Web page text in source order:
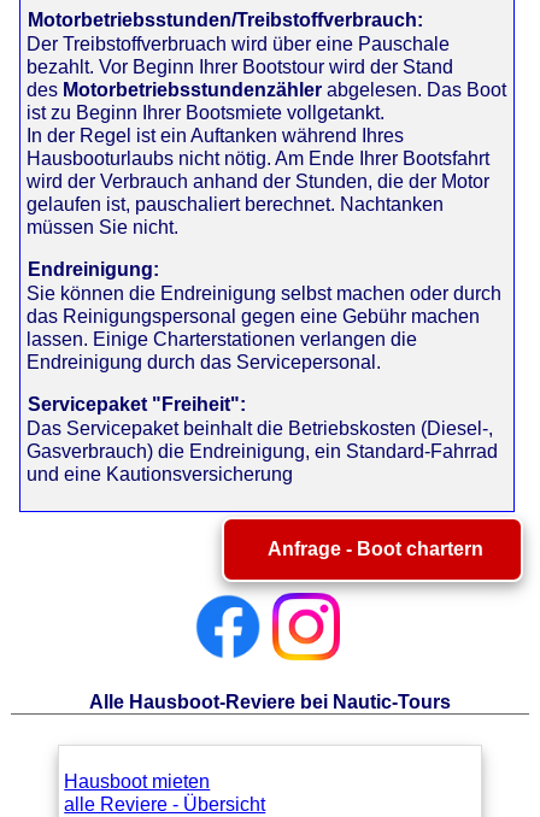
Motorbetriebsstunden/Treibstoffverbrauch:
Der Treibstoffverbruach wird über eine Pauschale
bezahlt. Vor Beginn Ihrer Bootstour wird der Stand
des Motorbetriebsstundenzählerabgelesen. Das Boot
ist zu Beginn Ihrer Bootsmiete vollgetankt.
In der Regel ist ein Auftanken während Ihres
Hausbooturlaubs nicht nötig. Am Ende Ihrer Bootsfahrt
wird der Verbrauch anhand der Stunden, die der Motor
gelaufen ist, pauschaliert berechnet. Nachtanken
müssen Sie nicht.
Endreinigung:
Sie können die Endreinigung selbst machen oder durch
das Reinigungspersonal gegen eine Gebühr machen
lassen. Einige Charterstationen verlangen die
Endreinigung durch das Servicepersonal.
Servicepaket "Freiheit":
Das Servicepaket beinhalt die Betriebskosten (Diesel-,
Gasverbrauch) die Endreinigung, ein Standard-Fahrrad
und eine Kautionsversicherung
Anfrage - Boot chartern
Alle Hausboot-Reviere bei Nautic-Tours
Hausboot mieten
alle Reviere - Übersicht